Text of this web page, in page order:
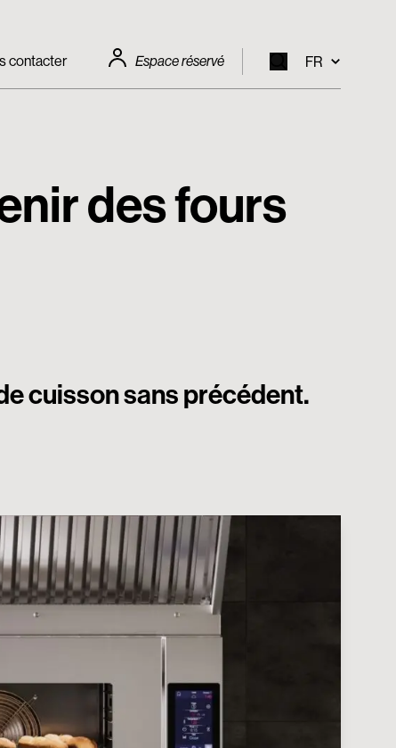
contacter Espace réservé FR
des fours
cuisson sans précédent.